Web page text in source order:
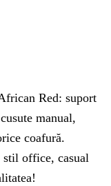
Red: suport
manual,
coafură.
stil office, casual